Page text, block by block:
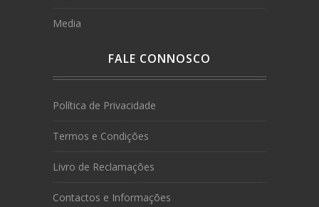
Media
FALE CONNOSCO
Política de Privacidade
Termos e Condições
Livro de Reclamações
Contactos e Informações